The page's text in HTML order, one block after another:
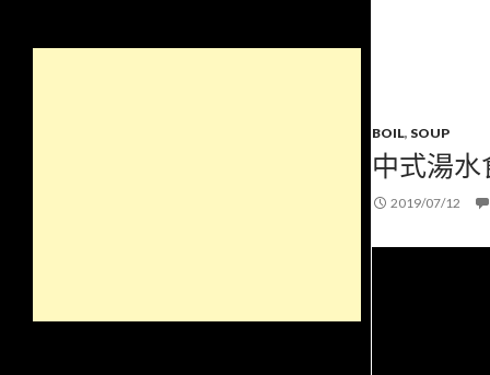
BOIL, SOUP
中式湯
2019/07/12